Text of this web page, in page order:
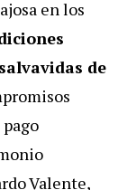
en los
de
Valente,